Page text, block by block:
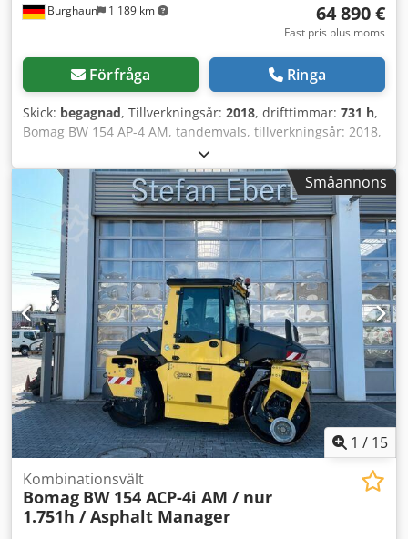
Burghaun 1 189 km 64 890 €
Fast pris plus moms
Förfråga Ringa
Skick: begagnad, Tillverkningsår: 2018, drifttimmar: 731 h,
Bomag BW 154 AP-4 AM, tandemvals, tillverkningsår: 2018,
driftstimmar: endast 731 timmar, motor: Kubota [55,4
kW/75 hk], Asphalt Manager 2, vikt: 7 300 kg, slätvals, bra
skick, omedelbart driftsklar, På begäran erbjuder vi ett
leasing- eller finansieringserbjudande. Herr Mihm (tel. )
hjälper dig gärna. Mer information finns på vår hemsida.
Med reservation för fel och mellanförsäljning! = Mer
information = Kontakta Tobias Ebert för ytterligare
information. Chodpfx Aaozq Tzyjvja
Småannons
1 / 15
Kombinationsvält
Bomag BW 154 ACP-4i AM / nur
1.751h / Asphalt Manager